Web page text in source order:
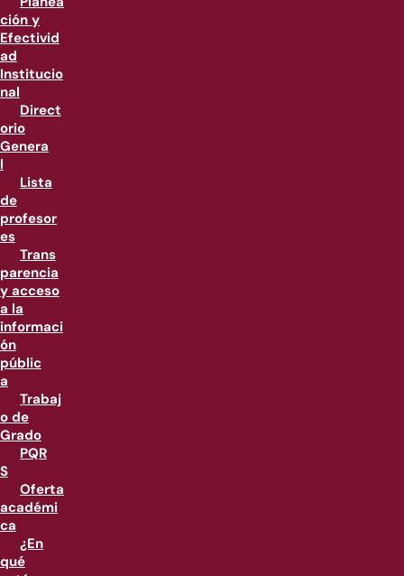
ción y
Efectivid
ad
Institucio
nal
Direct
orio
Genera
l
Lista
de
profesor
es
Trans
parencia
y acceso
a la
informaci
ón
públic
a
Trabaj
o de
Grado
PQR
S
Oferta
académi
ca
¿En
qué